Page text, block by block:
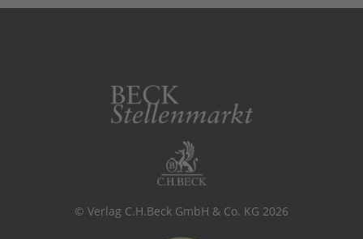
© Verlag C.H.Beck GmbH & Co. KG 2026